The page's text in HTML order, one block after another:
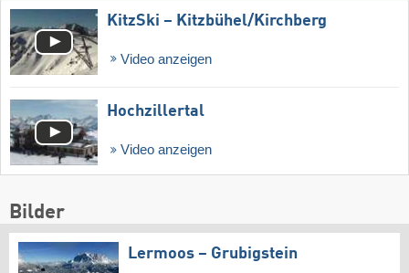
KitzSki – Kitzbühel/​Kirchberg
Video anzeigen
Hochzillertal
Video anzeigen
Bilder
Lermoos – Grubigstein